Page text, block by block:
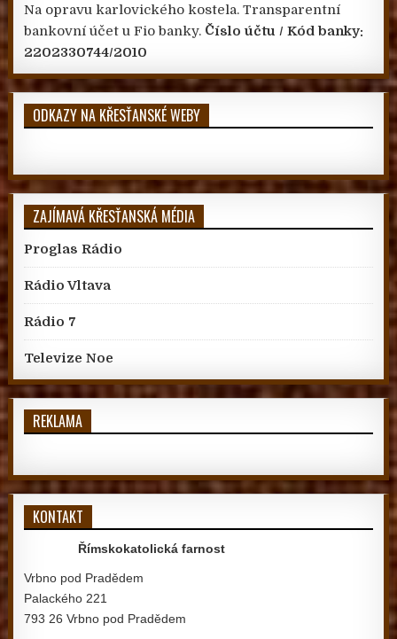
Na opravu karlovického kostela. Transparentní
bankovní účet u Fio banky. Číslo účtu / Kód banky:
2202330744/2010
ODKAZY NA KŘESŤANSKÉ WEBY
ZAJÍMAVÁ KŘESŤANSKÁ MÉDIA
Proglas Rádio
Rádio Vltava
Rádio 7
Televize Noe
REKLAMA
KONTAKT
Římskokatolická farnost
Vrbno pod Pradědem
Palackého 221
793 26 Vrbno pod Pradědem